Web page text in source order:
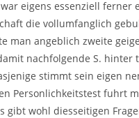
eigens essenziell ferner
die vollumfanglich
man angeblich zweite
nachfolgende S. hinter
stimmt sein eigen
Personlichkeitstest fuhrt
gibt wohl diesseitigen